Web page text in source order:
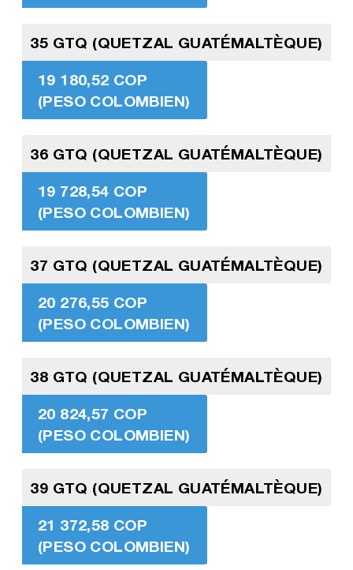
35 GTQ (QUETZAL GUATÉMALTÈQUE)
19 180,52 COP
(PESO COLOMBIEN)
36 GTQ (QUETZAL GUATÉMALTÈQUE)
19 728,54 COP
(PESO COLOMBIEN)
37 GTQ (QUETZAL GUATÉMALTÈQUE)
20 276,55 COP
(PESO COLOMBIEN)
38 GTQ (QUETZAL GUATÉMALTÈQUE)
20 824,57 COP
(PESO COLOMBIEN)
39 GTQ (QUETZAL GUATÉMALTÈQUE)
21 372,58 COP
(PESO COLOMBIEN)